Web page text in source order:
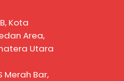
Kota
Area,
Utara
Merah Bar,